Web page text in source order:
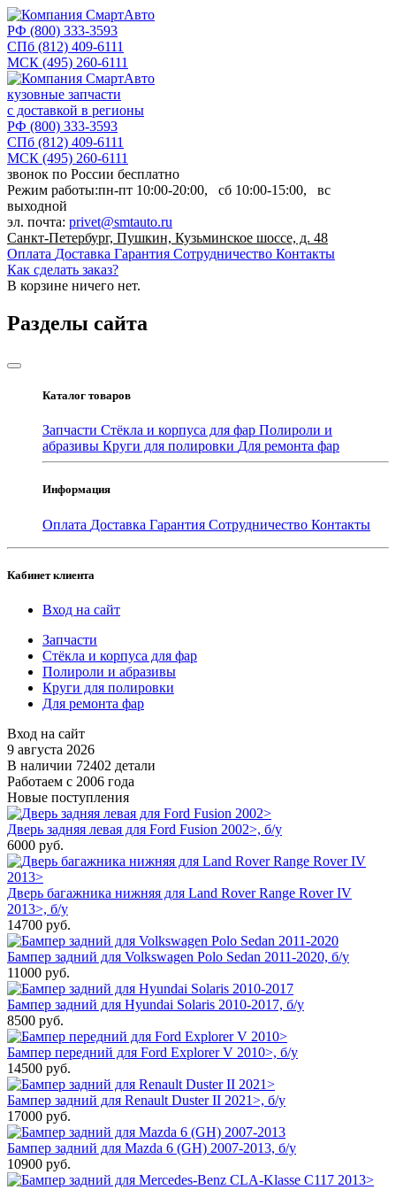
РФ (800) 333-3593
СПб (812) 409-6111
МСК (495) 260-6111
кузовные запчасти
с доставкой в регионы
РФ (800) 333-3593
СПб (812) 409-6111
МСК (495) 260-6111
звонок по России бесплатно
Режим работы:пн-пт 10:00-20:00, сб 10:00-15:00, вс
выходной
эл. почта: privet@smtauto.ru
Санкт-Петербург, Пушкин, Кузьминское шоссе, д. 48
Оплата Доставка Гарантия Сотрудничество Контакты
Как сделать заказ?
В корзине ничего нет.
Разделы сайта
Каталог товаров
Запчасти Стёкла и корпуса для фар Полироли и
абразивы Круги для полировки Для ремонта фар
Информация
Оплата Доставка Гарантия Сотрудничество Контакты
Кабинет клиента
Вход на сайт
Запчасти
Стёкла и корпуса для фар
Полироли и абразивы
Круги для полировки
Для ремонта фар
Вход на сайт
9 августа 2026
В наличии 72402 детали
Работаем с 2006 года
Новые поступления
Дверь задняя левая для Ford Fusion 2002>, б/у
6000 руб.
Дверь багажника нижняя для Land Rover Range Rover IV
2013>, б/у
14700 руб.
Бампер задний для Volkswagen Polo Sedan 2011-2020, б/у
11000 руб.
Бампер задний для Hyundai Solaris 2010-2017, б/у
8500 руб.
Бампер передний для Ford Explorer V 2010>, б/у
14500 руб.
Бампер задний для Renault Duster II 2021>, б/у
17000 руб.
Бампер задний для Mazda 6 (GH) 2007-2013, б/у
10900 руб.